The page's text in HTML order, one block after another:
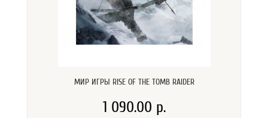
МИР ИГРЫ RISE OF THE TOMB RAIDER
1 090.00 р.